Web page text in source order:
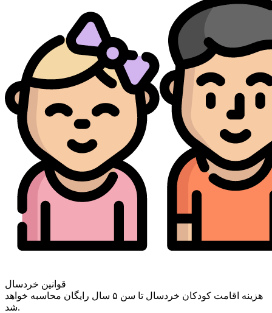
قوانین خردسال
هزینه اقامت کودکان خردسال تا سن ۵ سال رایگان محاسبه خواهد
شد.